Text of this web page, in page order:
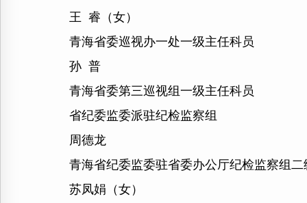
王 睿（女）
青海省委巡视办一处一级主任科员
孙 普
青海省委第三巡视组一级主任科员
省纪委监委派驻纪检监察组
周德龙
青海省纪委监委驻省委办公厅纪检监察组
苏凤娟（女）